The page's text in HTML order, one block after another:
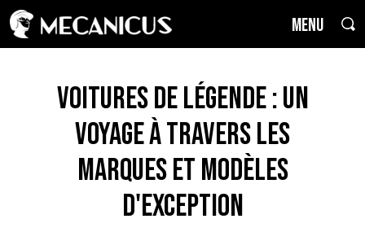
MENU
Voitures de Légende : un
voyage à travers les
marques et modèles
d'exception